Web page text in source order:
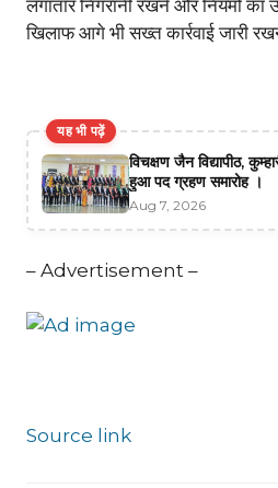
लगातार निगरानी रखने और नियमों
खिलाफ आगे भी सख्त कार्रवाई जारी
यह भी पढ़ें
विचक्षण जैन विद्यापीठ,
हुआ पद ग्रहण समारोह ।
Aug 7, 2026
– Advertisement –
Source link